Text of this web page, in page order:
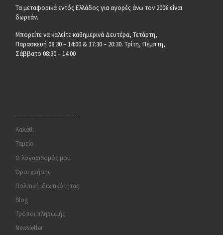
Τα μεταφορικά εντός Ελλάδος για αγορές άνω τον 200€ είναι
δωρεάν.
Μπορείτε να καλείτε καθημερινά Δευτέρα, Τετάρτη,
Παρασκευή 08:30 – 14:00 & 17:30 – 20:30. Τρίτη, Πέμπτη,
Σάββατο 08:30 – 14:00
Καλάθι
Ταμείο
Ο λογαριασμός μου
Όροι χρήσης
Πολιτική ιδιωτικότητας
Blog
Τρόποι πληρωμής
Newsletter